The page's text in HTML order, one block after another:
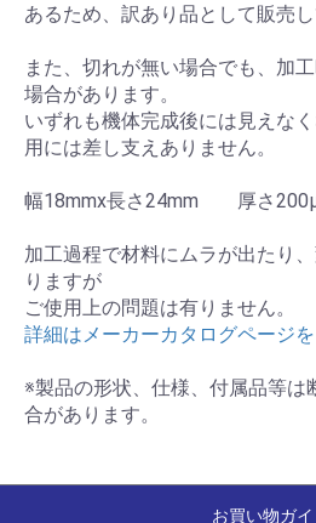
あるため、訳あり品として販売し
また、切れが無い場合でも、加
場合があります。
いずれも機体完成後には見えな
用には差し支えありません。
幅18mmx長さ24mm 厚さ
加工過程で材料にムラが出たり
りますが
ご使用上の問題は有りません。
詳細はメーカーカタログページ
※製品の形状、仕様、付属品等は
合があります。
お買い物ガイ